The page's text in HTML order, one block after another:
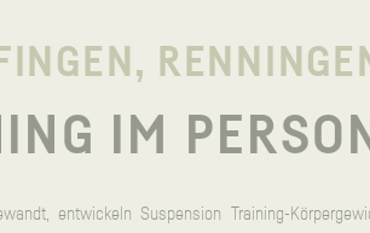
IM
entwickeln Suspension Training-